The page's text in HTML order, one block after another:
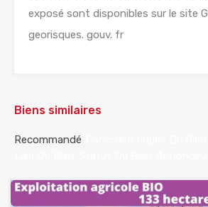
exposé sont disponibles sur le site
georisques. gouv. fr
Biens similaires
Recommandé